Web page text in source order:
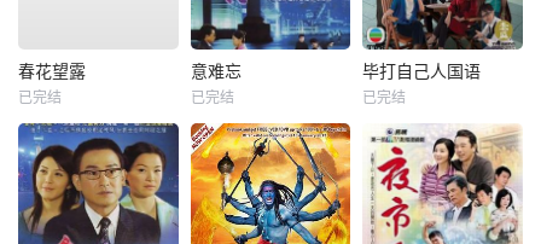
春花望露
已完结
意难忘
已完结
毕打自己人国语
已完结